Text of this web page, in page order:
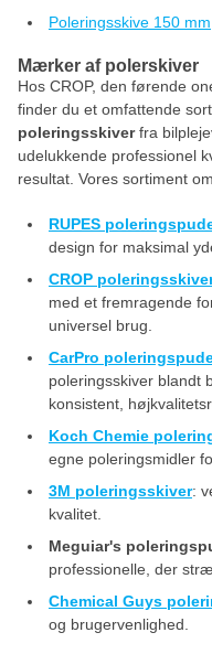
Poleringsskive 150 mm
Mærker af polerskiver
Hos CROP, den førende
finder du et omfattende
poleringsskiverfra
udelukkende professionel
resultat. Vores sortiment
RUPES
design for maksimal
CROP
med et fremragende
universel brug.
CarPro
poleringsskiver blandt
konsistent,
Koch Chemie
egne poleringsmidler
3M poleringsskiver:
kvalitet.
Meguiar's
professionelle, der
Chemical Guys
og brugervenlighed.